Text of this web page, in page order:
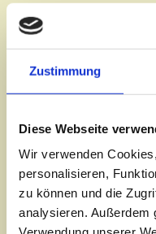
Zustimmung
Diese Webseite
Wir verwenden
personalisieren,
zu können und die
analysieren. Außerdem
gesamte Bundesgebiet
Prozesses ohne
Kooperationspartner
haben, führe ich